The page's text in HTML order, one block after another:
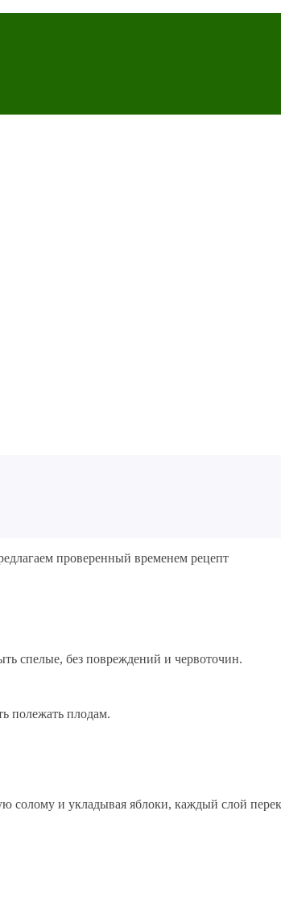
проверенный временем рецепт
спелые, без повреждений и червоточин.
полежать плодам.
и укладывая яблоки, каждый слой